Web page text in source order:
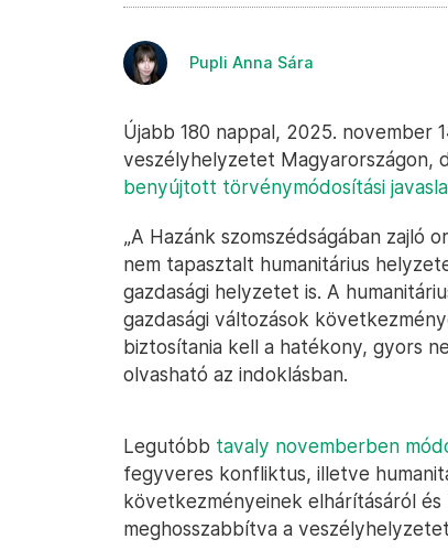
Pupli Anna Sára
Újabb 180 nappal, 2025. november
veszélyhelyzetet Magyarországon,
benyújtott törvénymódosítási
„A Hazánk szomszédságában zajló
nem tapasztalt humanitárius
gazdasági helyzetet is. A
gazdasági változások
biztosítania kell a hatékony, gyors
olvasható az indoklásban.
Legutóbb tavaly novemberben
fegyveres konfliktus, illetve
következményeinek elhárításáról
meghosszabbítva a